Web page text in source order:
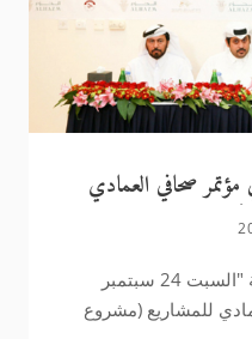
صحافي العمادي
العالم في باريس
أعلن نادي السباق والفروسية "السبت 24 سبتمبر
العمادي للمشاريع (مشروع